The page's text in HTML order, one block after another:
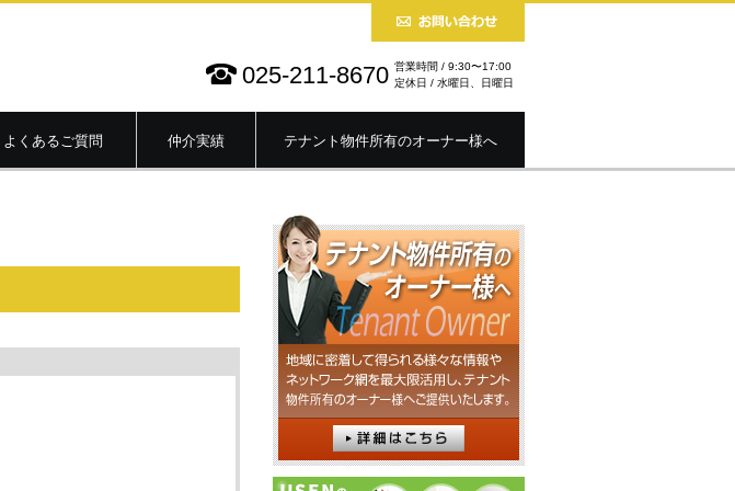
025-211-8670 営業時間 / 9:30〜17:00
定休日 / 水曜日、日曜日
よくあるご質問 仲介実績 テナント物件所有のオーナー様へ